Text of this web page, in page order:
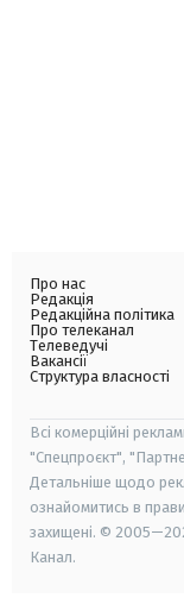
Про нас
Редакція
Редакційна політика
Про телеканал
Телеведучі
Вакансії
Структура власності
Всі комерційні
"Спецпроєкт",
Детальніше щодо
ознайомитись в
захищені. ©
Канал.